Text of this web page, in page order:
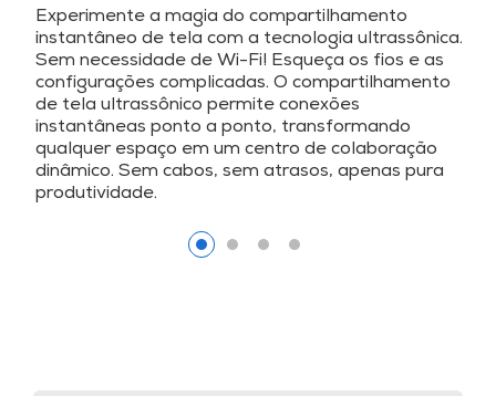
Experimente a magia do compartilhamento
instantâneo de tela com a tecnologia ultrassônica.
Sem necessidade de Wi-Fi! Esqueça os fios e as
configurações complicadas. O compartilhamento
de tela ultrassônico permite conexões
instantâneas ponto a ponto, transformando
qualquer espaço em um centro de colaboração
dinâmico. Sem cabos, sem atrasos, apenas pura
produtividade.